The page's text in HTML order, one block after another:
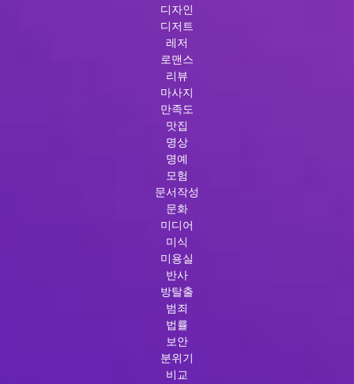
디자인
디저트
레저
로맨스
리뷰
마사지
만족도
맛집
명상
명예
모험
문서작성
문화
미디어
미식
미용실
반사
방탈출
범죄
법률
보안
분위기
비교